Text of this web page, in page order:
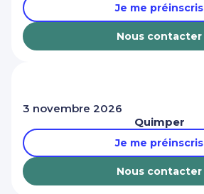
Je me préinscris
Nous contacter
3 novembre 2026
Quimper
Je me préinscris
Nous contacter